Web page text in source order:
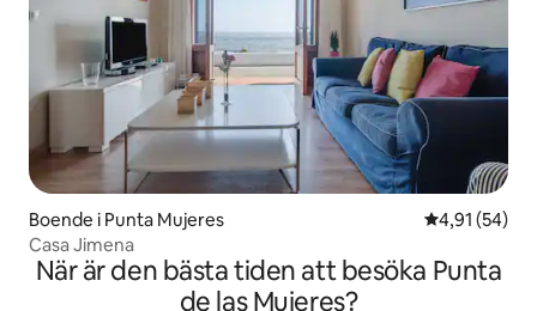
Boende i Punta Mujeres 4,91 av 5 i
4,91 (54)
Casa Jimena
När är den bästa tiden att besöka Punta
de las Mujeres?